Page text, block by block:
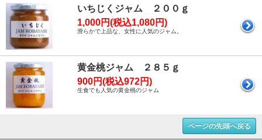
いちじくジャム ２００ｇ
1,000円(税込1,080円)
滑らかで上品な、女性に人気のジャム。
黄金桃ジャム ２８５ｇ
900円(税込972円)
生食でも人気の黄金桃のジャム
ページの先頭へ戻る